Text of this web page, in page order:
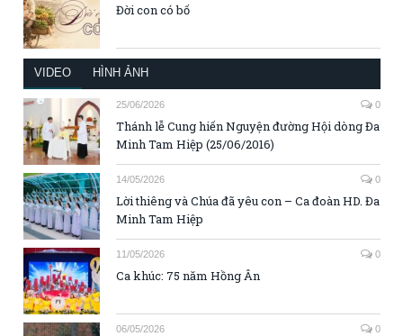
Đời con có bố
VIDEO HÌNH ẢNH
25/06/2026 0
Thánh lễ Cung hiến Nguyện đường Hội dòng Đa
Minh Tam Hiệp (25/06/2016)
14/05/2026 0
Lời thiêng và Chúa đã yêu con – Ca đoàn HD. Đa
Minh Tam Hiệp
11/05/2026 0
Ca khúc: 75 năm Hồng Ân
06/05/2026 0